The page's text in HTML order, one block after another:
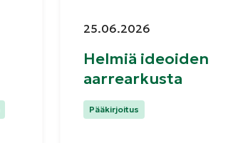
Helmiä ideoiden
aarrearkusta
Julkaistu:
25.06.2026
Kategoriat:
Pääkirjoitus